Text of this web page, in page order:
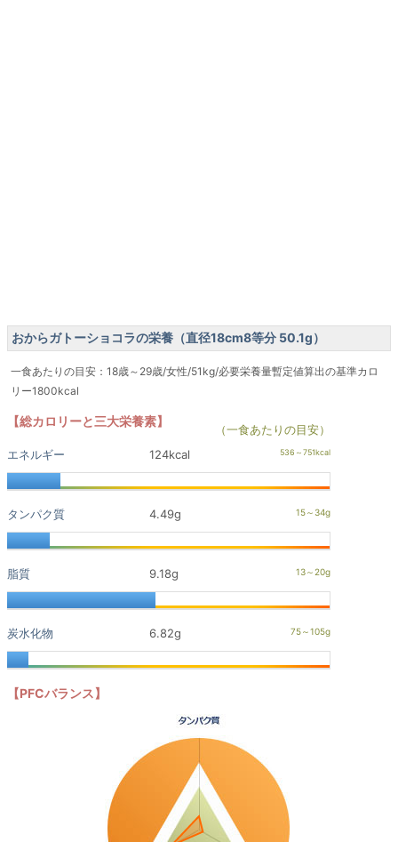
おからガトーショコラの栄養（直径18cm8等分 50.1g）
一食あたりの目安：18歳～29歳/女性/51kg/必要栄養量暫定値算出の基準カロ
リー1800kcal
【総カロリーと三大栄養素】
（一食あたりの目安）
エネルギー
124kcal
タンパク質 4.49g
脂質 9.18g
炭水化物 6.82g
【PFCバランス】